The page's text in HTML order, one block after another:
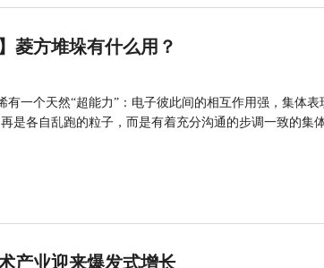
菱方堆垛有什么用？
有一个天然“超能力”：电子彼此间的相互作用强，集体
是各自乱跑的粒子，而是有着充分沟通的步调一致的集体
产业迎来爆发式增长